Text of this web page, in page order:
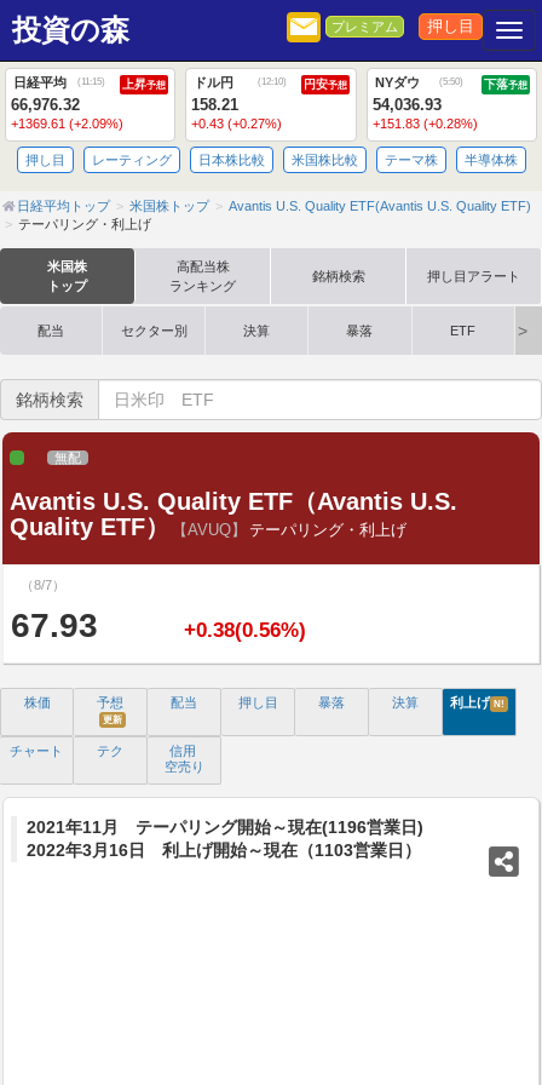
投資の森 プレミアム 押し目
日経平均 (11:15) 上昇予想
66,976.32
+1369.61 (+2.09%)
ドル円 (12:10) 円安予想
158.21
+0.43 (+0.27%)
NYダウ (5:50) 下落予想
54,036.93
+151.83 (+0.28%)
押し目 レーティング 日本株比較 米国株比較 テーマ株 半導体株
日経平均トップ 米国株トップ
Avantis U.S. Quality ETF(Avantis U.S. Quality ETF)
テーパリング・利上げ
米国株
トップ
高配当株
ランキング
銘柄検索 押し目アラート
配当 セクター別 決算 暴落 ETF
銘柄検索
無配
Avantis U.S. Quality ETF（Avantis U.S.
Quality ETF）
【AVUQ】 テーパリング・利上げ
（8/7）
67.93 +0.38(0.56%)
株価 予想
更新
配当 押し目 暴落 決算 利上げ N!
チャート テク
信用
空売り
2021年11月 テーパリング開始～現在(1196営業日)
2022年3月16日 利上げ開始～現在（1103営業日）